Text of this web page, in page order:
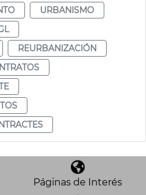
URBANISMO
REURBANIZACIÓN
Páginas de Interés